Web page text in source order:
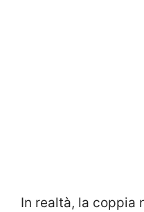
In realtà, la coppia